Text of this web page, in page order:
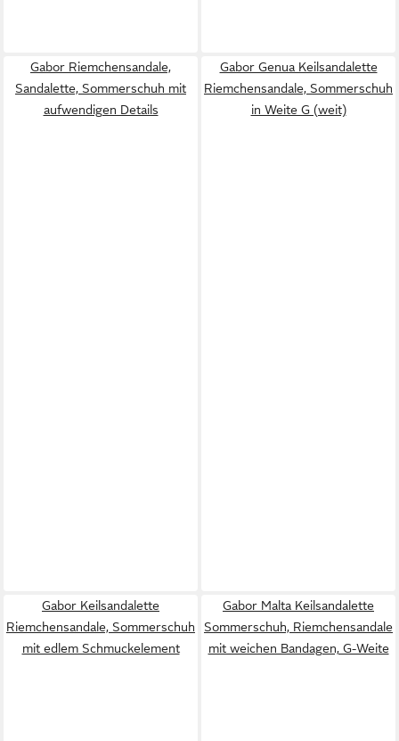
Gabor Riemchensandale,
Sandalette, Sommerschuh mit
aufwendigen Details
Gabor Genua Keilsandalette
Riemchensandale, Sommerschuh
in Weite G (weit)
Gabor Keilsandalette
Riemchensandale, Sommerschuh
mit edlem Schmuckelement
Gabor Malta Keilsandalette
Sommerschuh, Riemchensandale
mit weichen Bandagen, G-Weite